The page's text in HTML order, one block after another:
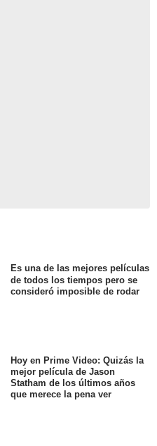
Es una de las mejores películas
de todos los tiempos pero se
consideró imposible de rodar
Hoy en Prime Video: Quizás la
mejor película de Jason
Statham de los últimos años
que merece la pena ver